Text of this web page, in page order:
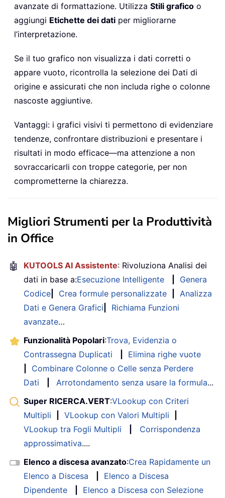
avanzate di formattazione. Utilizza Stili grafico o
aggiungi Etichette dei dati per migliorarne
l’interpretazione.
Se il tuo grafico non visualizza i dati corretti o
appare vuoto, ricontrolla la selezione dei Dati di
origine e assicurati che non includa righe o colonne
nascoste aggiuntive.
Vantaggi: i grafici visivi ti permettono di evidenziare
tendenze, confrontare distribuzioni e presentare i
risultati in modo efficace—ma attenzione a non
sovraccaricarli con troppe categorie, per non
comprometterne la chiarezza.
Migliori Strumenti per la Produttività
in Office
🤖 KUTOOLS AI Assistente: Rivoluziona Analisi dei
dati in base a:Esecuzione Intelligente
Genera
Codice
Crea formule personalizzate
Analizza
Dati e Genera Grafici
Richiama Funzioni
avanzate…
Funzionalità Popolari:Trova, Evidenzia o
Contrassegna Duplicati
Elimina righe vuote
Combinare Colonne o Celle senza Perdere
Dati
Arrotondamento senza usare la formula...
Super RICERCA.VERT:VLookup con Criteri
Multipli
VLookup con Valori Multipli
VLookup tra Fogli Multipli
Corrispondenza
approssimativa....
Elenco a discesa avanzato:Crea Rapidamente un
Elenco a Discesa
Elenco a Discesa
Dipendente
Elenco a Discesa con Selezione